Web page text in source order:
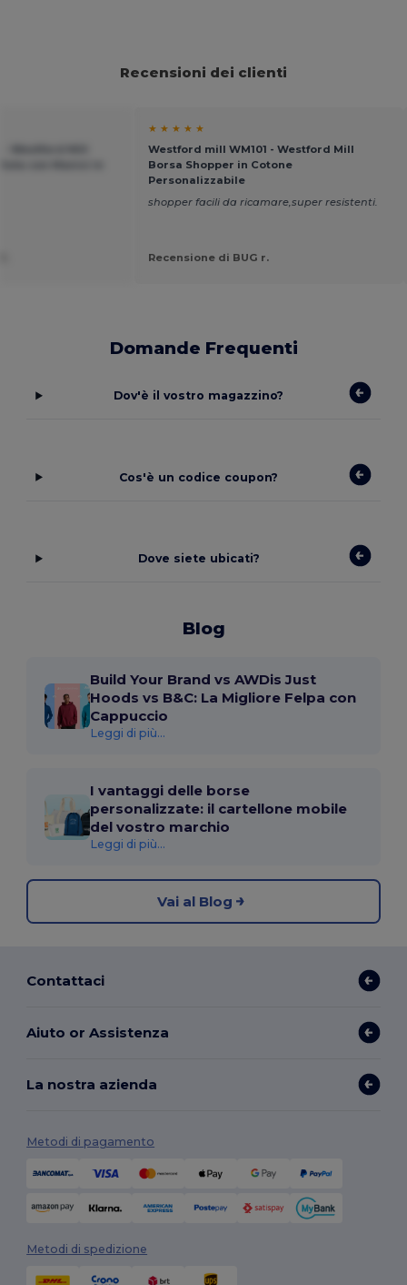
Recensioni dei clienti
★ ★ ★ ★ ★
Westford mill WM101 - Westford Mill
Borsa Shopper in Cotone
Personalizzabile
shopper facili da ricamare,super resistenti.
Recensione di BUG r.
Domande Frequenti
Dov'è il vostro magazzino?
Cos'è un codice coupon?
Dove siete ubicati?
Blog
Build Your Brand vs AWDis Just
Hoods vs B&C: La Migliore Felpa con
Cappuccio
Leggi di più...
I vantaggi delle borse
personalizzate: il cartellone mobile
del vostro marchio
Leggi di più...
Vai al Blog
Contattaci
Aiuto or Assistenza
La nostra azienda
Metodi di pagamento
Metodi di spedizione